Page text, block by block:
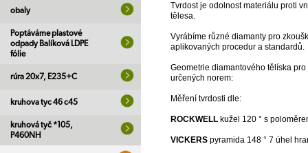
obaly
Poptáváme plastové
odpady Balíková LDPE
fólie
rúra 20x7, E235+C
kruhova tyc 46 c45
kruhová tyč *105,
P460NH
Tvrdost je odolnost materiálu proti
tělesa.
Vyrábíme různé diamanty pro
aplikovaných procedur a standardů.
Geometrie diamantového tělíska
určených norem:
Měření tvrdosti dle:
ROCKWELL kužel 120 ° s
VICKERS pyramida 148 ° 7 úhel